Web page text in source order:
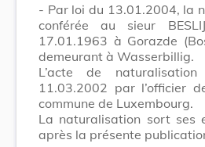
- Par loi du 13.01.2004, la
conférée au sieur
17.01.1963 à Gorazde
demeurant à Wasserbillig.
L’acte de
11.03.2002 par l’officier
commune de Luxembourg.
La naturalisation sort ses
après la présente